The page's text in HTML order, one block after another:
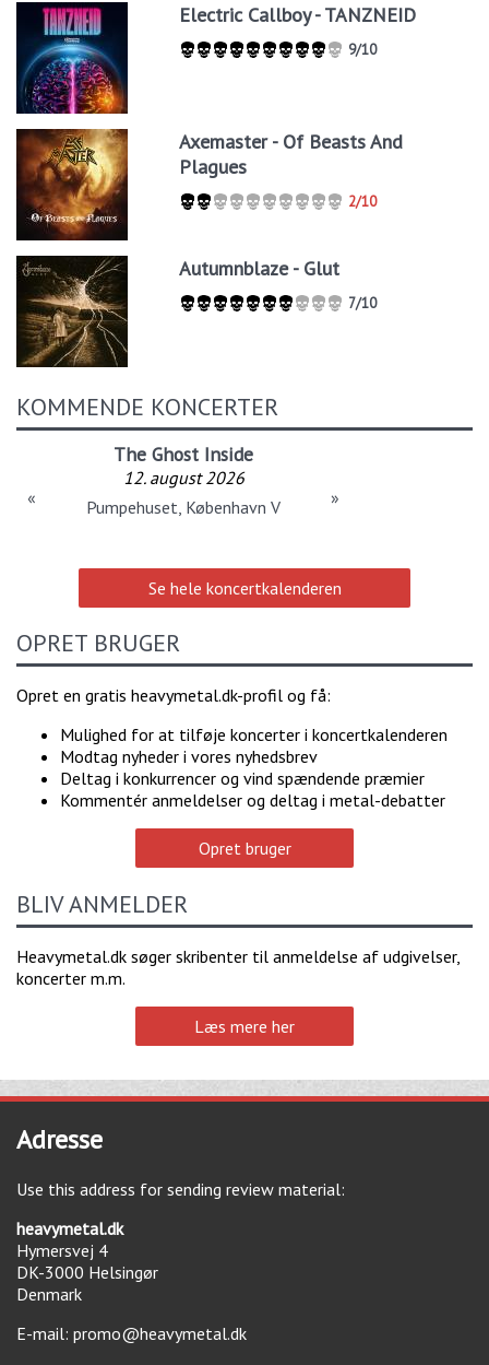
Electric Callboy - TANZNEID
9/10
Axemaster - Of Beasts And
Plagues
2/10
Autumnblaze - Glut
7/10
KOMMENDE KONCERTER
The Ghost Inside
12. august 2026
Pumpehuset, København V
« »
Se hele koncertkalenderen
OPRET BRUGER
Opret en gratis heavymetal.dk-profil og få:
Mulighed for at tilføje koncerter i koncertkalenderen
Modtag nyheder i vores nyhedsbrev
Deltag i konkurrencer og vind spændende præmier
Kommentér anmeldelser og deltag i metal-debatter
Opret bruger
BLIV ANMELDER
Heavymetal.dk søger skribenter til anmeldelse af udgivelser,
koncerter m.m.
Læs mere her
Adresse
Use this address for sending review material:
heavymetal.dk
Hymersvej 4
DK-3000 Helsingør
Denmark
E-mail: promo@heavymetal.dk